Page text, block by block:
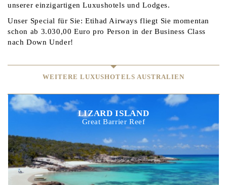
unserer einzigartigen Luxushotels und Lodges.
Unser Special für Sie: Etihad Airways fliegt Sie momentan
schon ab 3.030,00 Euro pro Person in der Business Class
nach Down Under!
WEITERE LUXUSHOTELS AUSTRALIEN
LIZARD ISLAND
Great Barrier Reef